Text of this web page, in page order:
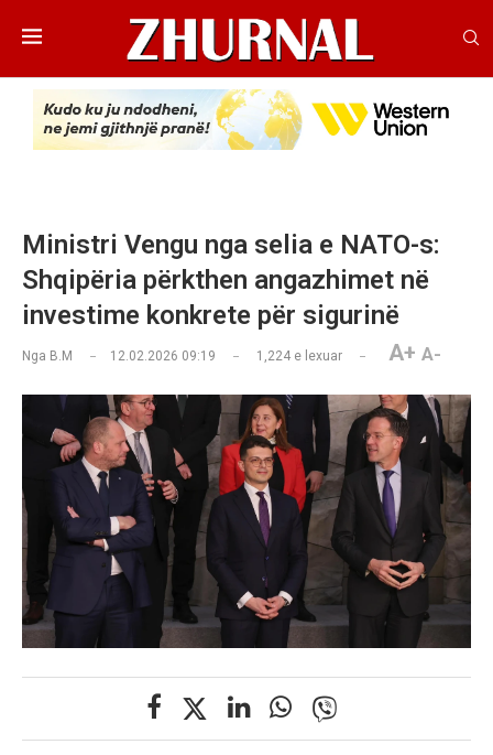
Ministri Vengu nga selia e NATO-s:
Shqipëria përkthen angazhimet në
investime konkrete për sigurinë
Nga B.M 12.02.2026 09:19 1,224 e lexuar A+ A-